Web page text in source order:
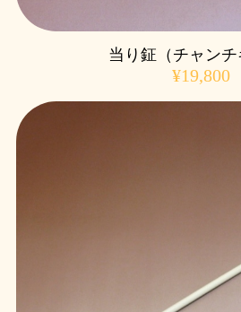
当り鉦（チャンチ
¥19,800